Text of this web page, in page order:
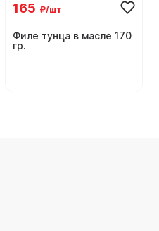
165 ₽/шт
Филе тунца в масле 170
гр.